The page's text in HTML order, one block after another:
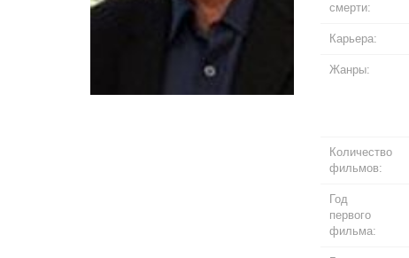
смерти:
Карьера:
Жанры:
Количество
фильмов:
Год
первого
фильма: